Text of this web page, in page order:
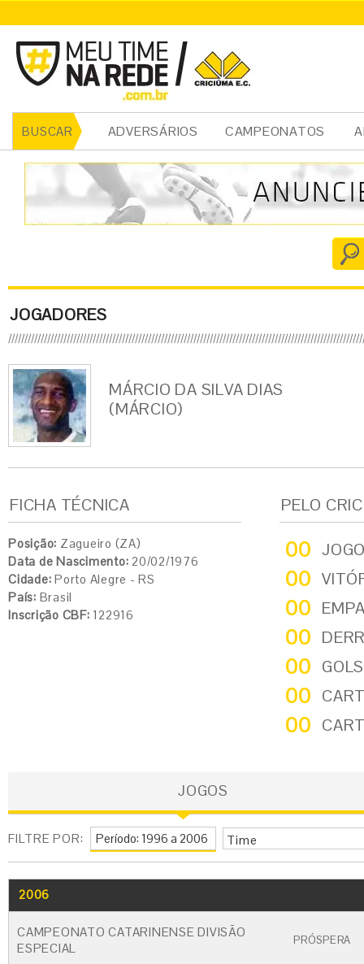
BUSCAR ADVERSÁRIOS CAMPEONATOS
JOGADORES
MÁRCIO DA SILVA DIAS
(MÁRCIO)
FICHA TÉCNICA
Posição: Zagueiro (ZA)
Data de Nascimento: 20/02/1976
Cidade: Porto Alegre - RS
País: Brasil
Inscrição CBF: 122916
PELO
00
00
00
00
00
00
00
JOGOS
FILTRE POR: Time
2006
CAMPEONATO CATARINENSE DIVISÃO
ESPECIAL
PRÓSPERA